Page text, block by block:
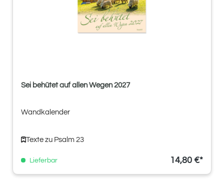
Sei behütet auf allen Wegen 2027
Wandkalender
Texte zu Psalm 23
Lieferbar 14,80 €*